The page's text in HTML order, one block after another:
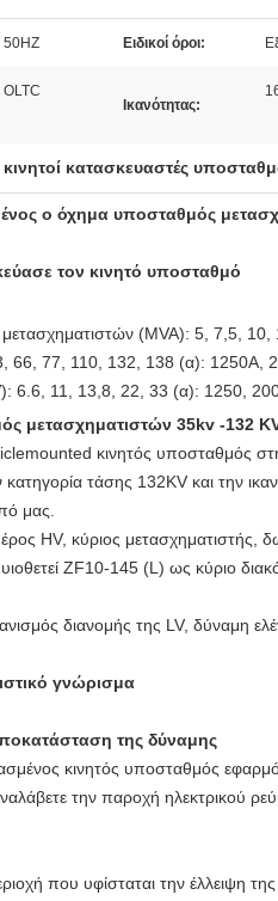
50HZ Ειδικοί όροι:
OLTC
Ικανότητας:
κινητοί κατασκευαστές
ο όχημα υποσταθμός
τον κινητό υποσταθμό
μετασχηματιστών (MVA): 5, 7,5,
66, 77, 110, 132, 138 (α): 1250A,
6.6, 11, 13,8, 22, 33 (α): 1250,
μετασχηματιστών 35kv -132
κινητός υποσταθμός
κατηγορία τάσης 132KV και την
μας.
HV, κύριος μετασχηματιστής,
ZF10-145 (L) ως κύριο
διανομής της LV, δύναμη
γνώρισμα
της δύναμης
κινητός υποσταθμός
την παροχή ηλεκτρικού
που υφίσταται την έλλειψη